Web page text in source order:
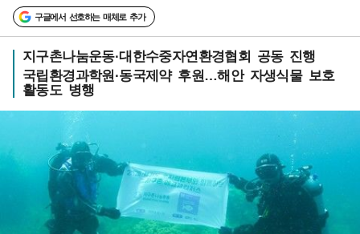
구글에서 선호하는 매체로 추가
지구촌나눔운동·대한수중자연환경협회 공동 진행
국립환경과학원·동국제약 후원…해안 자생식물 보호
활동도 병행